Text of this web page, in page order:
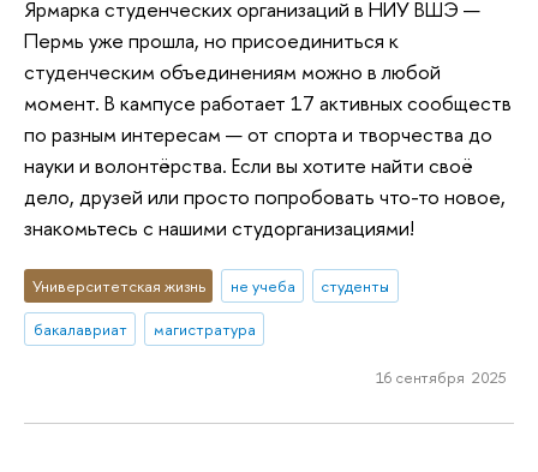
Ярмарка студенческих организаций в НИУ ВШЭ —
Пермь уже прошла, но присоединиться к
студенческим объединениям можно в любой
момент. В кампусе работает 17 активных сообществ
по разным интересам — от спорта и творчества до
науки и волонтёрства. Если вы хотите найти своё
дело, друзей или просто попробовать что-то новое,
знакомьтесь с нашими студорганизациями!
Университетская жизнь не учеба
студенты
бакалавриат
магистратура
16 сентября 2025